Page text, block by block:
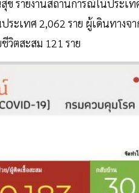
ข รายงานสถานการณ์ในประ
ะเทศ 2,062 ราย ผู้เดินทางจ
วิตสะสม 121 ราย